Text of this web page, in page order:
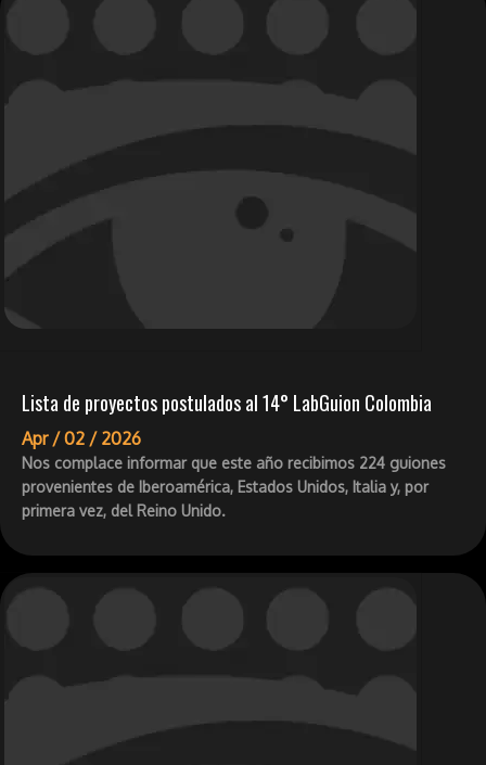
Lista de proyectos postulados al 14° LabGuion Colombia
Apr / 02 / 2026
Nos complace informar que este año recibimos 224 guiones
provenientes de Iberoamérica, Estados Unidos, Italia y, por
primera vez, del Reino Unido.